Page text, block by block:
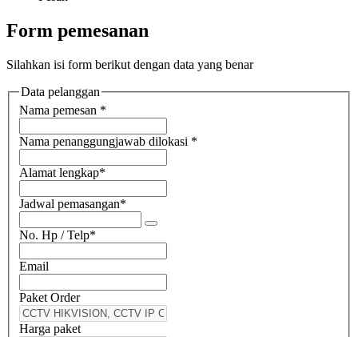
Form pemesanan
Silahkan isi form berikut dengan data yang benar
Data pelanggan
Nama pemesan *
Nama penanggungjawab dilokasi *
Alamat lengkap*
Jadwal pemasangan*
No. Hp / Telp*
Email
Paket Order
Harga paket